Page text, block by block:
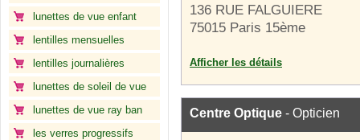
lunettes de vue enfant
lentilles mensuelles
lentilles journalières
lunettes de soleil de vue
lunettes de vue ray ban
les verres progressifs
136 RUE FALGUIERE
75015 Paris 15ème
Afficher les détails
Centre Optique - Opticien